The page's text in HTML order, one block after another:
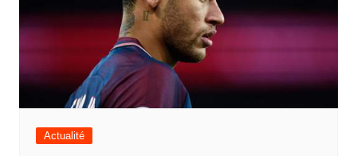
Actualité